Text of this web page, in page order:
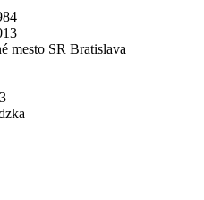
mesto SR Bratislava